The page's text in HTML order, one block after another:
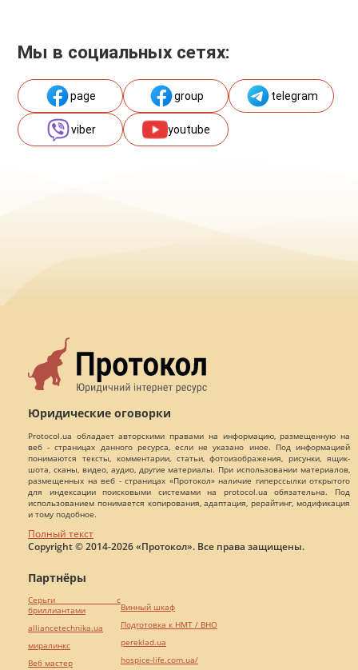
Мы в социальных сетях:
page group telegram
viber youtube
Юридические оговорки
Protocol.ua обладает авторскими правами на информацию, размещенную на
веб - страницах данного ресурса, если не указано иное. Под информацией
понимаются тексты, комментарии, статьи, фотоизображения, рисунки, ящик-
шота, сканы, видео, аудио, другие материалы. При использовании материалов,
размещенных на веб - страницах «Протокол» наличие гиперссылки открытого
для индексации поисковыми системами на protocol.ua обязательна. Под
использованием понимается копирования, адаптация, рерайтинг, модификация
и тому подобное.
Полный текст
Copyright © 2014-2026 «Протокол». Все права защищены.
Партнёры
Серьги с
бриллиантами
alliancetechnika.ua
миралинкс
Веб мастер
Винный шкаф
Подготовка к НМТ / ВНО
pereklad.ua
hospice-life.com.ua/